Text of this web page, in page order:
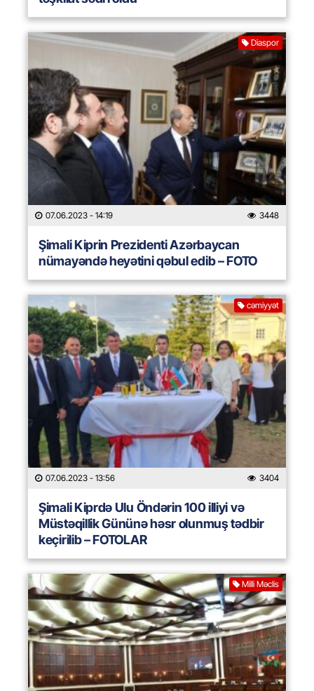
Diaspor
07.06.2023 - 14:19 3448
Şimali Kiprin Prezidenti Azərbaycan
nümayəndə heyətini qəbul edib – FOTO
cəmiyyət
07.06.2023 - 13:56 3404
Şimali Kiprdə Ulu Öndərin 100 illiyi və
Müstəqillik Gününə həsr olunmuş tədbir
keçirilib – FOTOLAR
Milli Məclis